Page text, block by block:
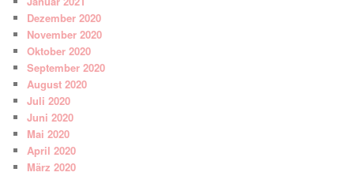
Dezember 2020
November 2020
Oktober 2020
September 2020
August 2020
Juli 2020
Juni 2020
Mai 2020
April 2020
März 2020